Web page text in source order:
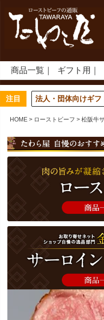
商品一覧 ギフト用
注目 法人・団体向けギフ
HOME ローストビーフ 松阪牛